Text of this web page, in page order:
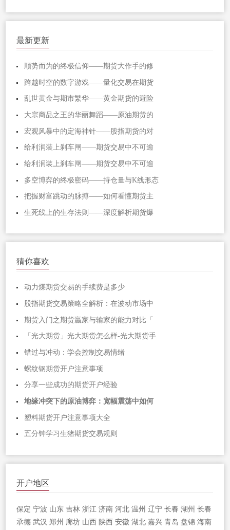
最新更新
顺势而为的终极信仰——期货大作手的修
跨越时空的数字游戏——量化交易在期货
乱世黄金与期市繁华——黄金期货的避险
大宗商品之王的华丽舞蹈——原油期货的
宏观风暴中的定海神针——股指期货的对
给利润装上刹车闸——期货交易中不可逾
给利润装上刹车闸——期货交易中不可逾
多空博弈的终极密码——持仓量与K线形态
把握财富跳动的脉搏——如何看懂期货主
生死线上的生存法则——深度解析期货爆
猜你喜欢
动力煤期货交易的手续费是多少
股指期货交易策略全解析：在波动市场中
期货入门之期货贏家与输家的能力对比「
「光大期货」光大期货怎么样-光大期货手
错过与冲动：学会控制交易情绪
螺纹钢期货开户注意事项
分享一些成功的期货开户经验
地缘冲突下的原油博弈：宽幅震荡中如何
塑料期货开户注意事项大全
五分钟学习生猪期货交易规则
开户地区
保定 宁波 山东 吉林 浙江 济南 河北 温州 辽宁 长春 湖州 长春
承德 武汉 郑州 廊坊 山西 陕西 安徽 湖北 嘉兴 青岛 盘锦 海南